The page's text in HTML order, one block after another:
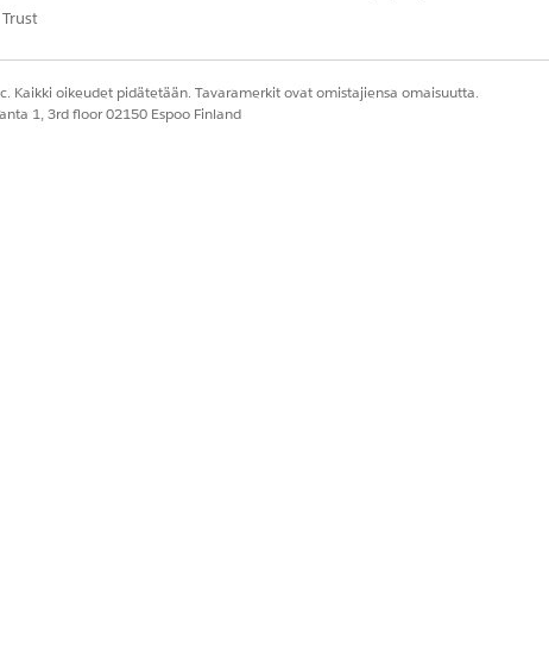
Trust
Kaikki oikeudet pidätetään. Tavaramerkit ovat omistajiensa omaisuutta.
1, 3rd floor 02150 Espoo Finland